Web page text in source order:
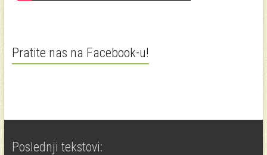
Pratite nas na Facebook-u!
Poslednji tekstovi: